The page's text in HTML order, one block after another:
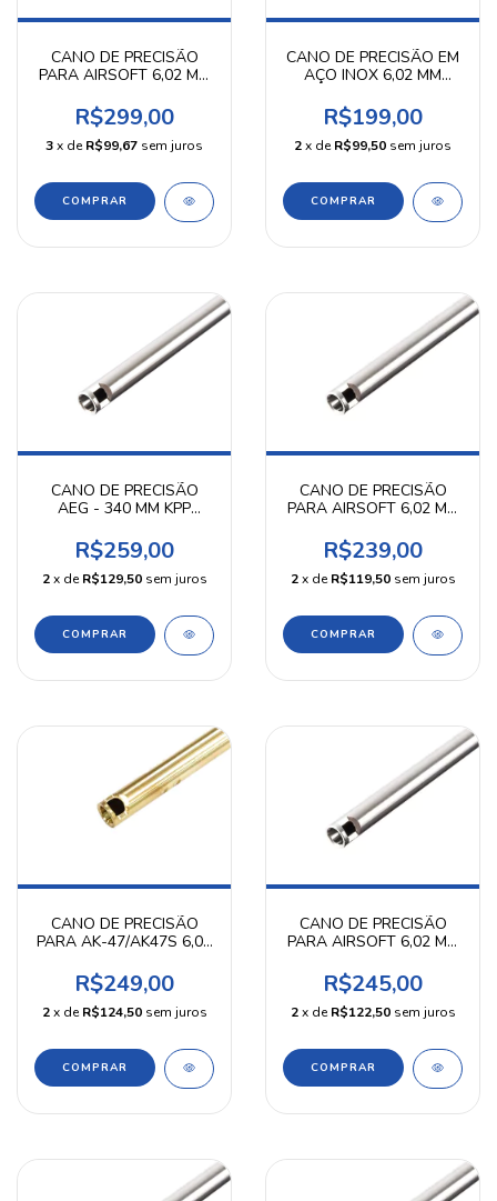
CANO DE PRECISÃO
PARA AIRSOFT 6,02 MM
R$299,00
3x deR$99,67 sem juros
CANO DE PRECISÃO EM
AÇO INOX 6,02 MM
SHOT
R$199,00
2x deR$99,50 sem juros
CANO DE PRECISÃO
AEG - 340 MM KPP
R$259,00
2 x deR$129,50 sem juros
CANO DE PRECISÃO
PARA AIRSOFT 6,02 MM
R$239,00
2 x deR$119,50 sem juros
CANO DE PRECISÃO
PARA AK-47/AK47S 6,02
R$249,00
2 x deR$124,50 sem juros
CANO DE PRECISÃO
PARA AIRSOFT 6,02 MM
R$245,00
2 x deR$122,50 sem juros